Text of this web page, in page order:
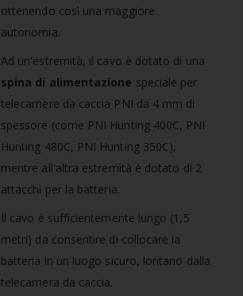
ottenendo così una maggiore
autonomia.
Ad un'estremità, il cavo è dotato di una
spina di alimentazione speciale per
telecamere da caccia PNI da 4 mm di
spessore (come PNI Hunting 400C, PNI
Hunting 480C, PNI Hunting 350C),
mentre all'altra estremità è dotato di 2
attacchi per la batteria.
Il cavo è sufficientemente lungo (1,5
metri) da consentire di collocare la
batteria in un luogo sicuro, lontano dalla
telecamera da caccia.